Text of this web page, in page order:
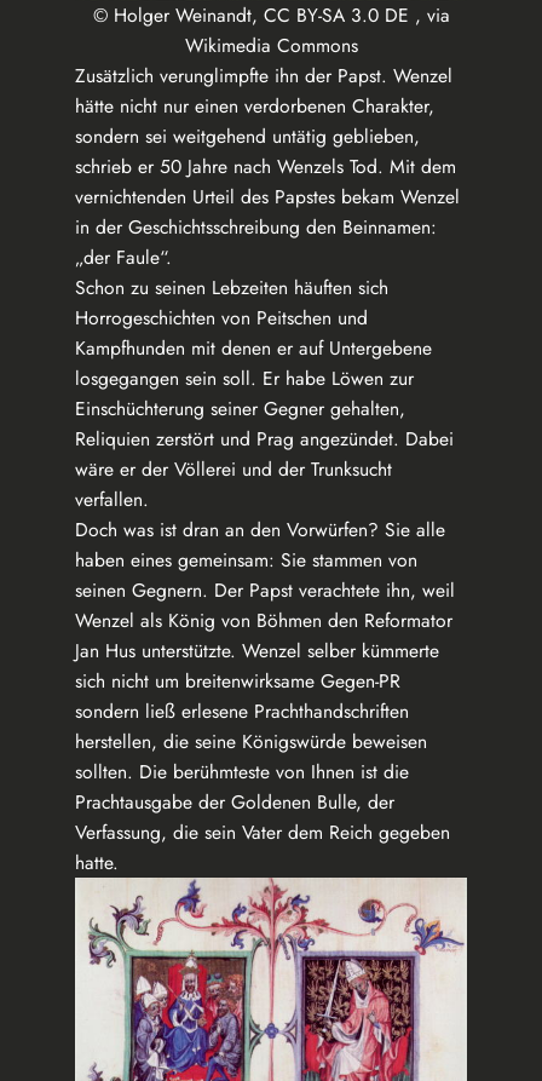
© Holger Weinandt, CC BY-SA 3.0 DE , via
Wikimedia Commons
Zusätzlich verunglimpfte ihn der Papst. Wenzel
hätte nicht nur einen verdorbenen Charakter,
sondern sei weitgehend untätig geblieben,
schrieb er 50 Jahre nach Wenzels Tod. Mit dem
vernichtenden Urteil des Papstes bekam Wenzel
in der Geschichtsschreibung den Beinnamen:
„der Faule“.
Schon zu seinen Lebzeiten häuften sich
Horrogeschichten von Peitschen und
Kampfhunden mit denen er auf Untergebene
losgegangen sein soll. Er habe Löwen zur
Einschüchterung seiner Gegner gehalten,
Reliquien zerstört und Prag angezündet. Dabei
wäre er der Völlerei und der Trunksucht
verfallen.
Doch was ist dran an den Vorwürfen? Sie alle
haben eines gemeinsam: Sie stammen von
seinen Gegnern. Der Papst verachtete ihn, weil
Wenzel als König von Böhmen den Reformator
Jan Hus unterstützte. Wenzel selber kümmerte
sich nicht um breitenwirksame Gegen-PR
sondern ließ erlesene Prachthandschriften
herstellen, die seine Königswürde beweisen
sollten. Die berühmteste von Ihnen ist die
Prachtausgabe der Goldenen Bulle, der
Verfassung, die sein Vater dem Reich gegeben
hatte.